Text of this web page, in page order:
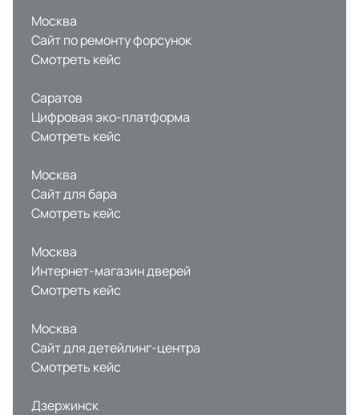
Москва
Сайт по ремонту форсунок
Смотреть кейс
Саратов
Цифровая эко-платформа
Смотреть кейс
Москва
Сайт для бара
Смотреть кейс
Москва
Интернет-магазин дверей
Смотреть кейс
Москва
Сайт для детейлинг-центра
Смотреть кейс
Дзержинск